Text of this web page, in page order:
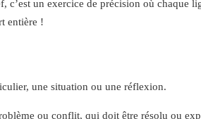
c’est un exercice de précision où chaque
entière !
une situation ou une réflexion.
ou conflit, qui doit être résolu ou